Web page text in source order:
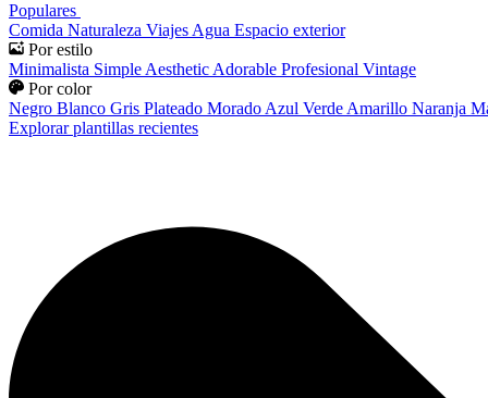
Populares
Comida Naturaleza Viajes Agua Espacio exterior
Por estilo
Minimalista Simple Aesthetic Adorable Profesional Vintage
Por color
Negro Blanco Gris Plateado Morado Azul Verde Amarillo Naranja
Explorar plantillas recientes